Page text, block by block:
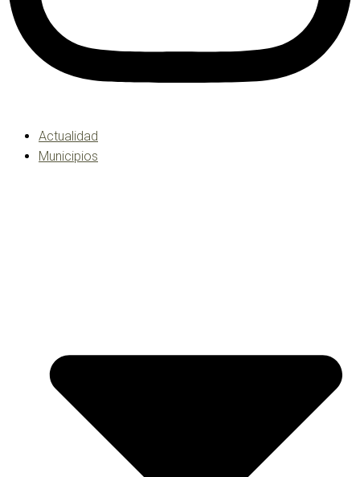
Actualidad
Municipios